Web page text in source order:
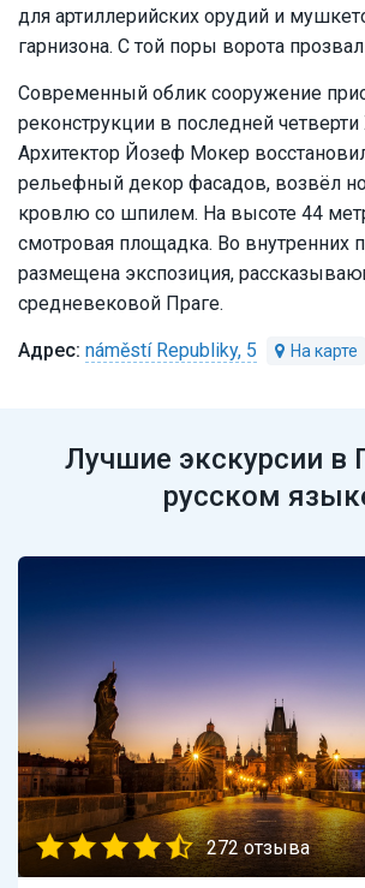
для артиллерийских орудий и
гарнизона. С той поры ворота
Современный облик сооружение
реконструкции в последней четверти
Архитектор Йозеф Мокер
рельефный декор фасадов, возвёл
кровлю со шпилем. На высоте 44
смотровая площадка. Во внутренних
размещена экспозиция,
средневековой Праге.
náměstí Republiky, 5
Лучшие экскурсии в
русском
272 отзыва